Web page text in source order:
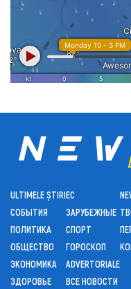
ULTIMELE ȘTIRI
СОБЫТИЯ
ПОЛИТИКА
ОБЩЕСТВО
ЭКОНОМИКА
ЗДОРОВЬЕ
ЕС
ЗАРУБЕЖНЫЕ
СПОРТ
ГОРОСКОП
ADVERTORIALE
ВСЕ НОВОСТИ